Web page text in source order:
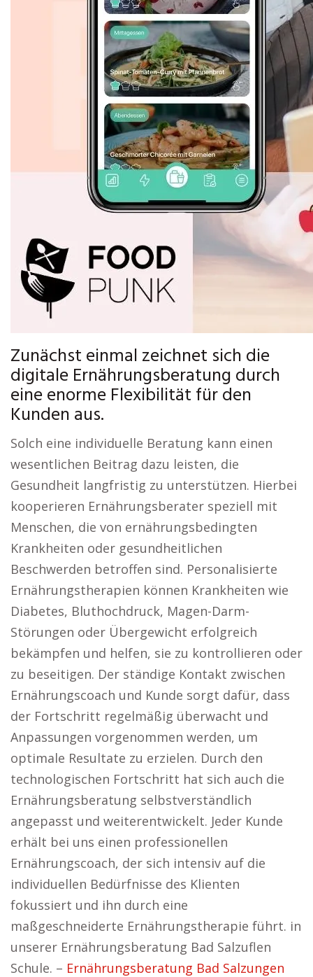
Zunächst einmal zeichnet sich die
digitale Ernährungsberatung durch
eine enorme Flexibilität für den
Kunden aus.
Solch eine individuelle Beratung kann einen
wesentlichen Beitrag dazu leisten, die
Gesundheit langfristig zu unterstützen. Hierbei
kooperieren Ernährungsberater speziell mit
Menschen, die von ernährungsbedingten
Krankheiten oder gesundheitlichen
Beschwerden betroffen sind. Personalisierte
Ernährungstherapien können Krankheiten wie
Diabetes, Bluthochdruck, Magen-Darm-
Störungen oder Übergewicht erfolgreich
bekämpfen und helfen, sie zu kontrollieren oder
zu beseitigen. Der ständige Kontakt zwischen
Ernährungscoach und Kunde sorgt dafür, dass
der Fortschritt regelmäßig überwacht und
Anpassungen vorgenommen werden, um
optimale Resultate zu erzielen. Durch den
technologischen Fortschritt hat sich auch die
Ernährungsberatung selbstverständlich
angepasst und weiterentwickelt. Jeder Kunde
erhält bei uns einen professionellen
Ernährungscoach, der sich intensiv auf die
individuellen Bedürfnisse des Klienten
fokussiert und ihn durch eine
maßgeschneiderte Ernährungstherapie führt. in
unserer Ernährungsberatung Bad Salzuflen
Schule. – Ernährungsberatung Bad Salzungen